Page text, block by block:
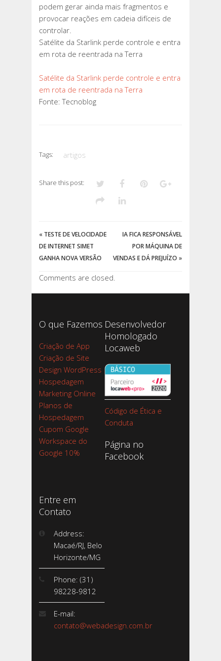
podem gerar ainda mais fragmentos e
provocar reações em cadeia difíceis de
controlar.
Satélite da Starlink perde controle e entra
em rota de reentrada na Terra
Satélite da Starlink perde controle e entra
em rota de reentrada na Terra
Fonte: Tecnoblog
Tags: artigos
Share this post:
« TESTE DE VELOCIDADE
DE INTERNET SIMET
GANHA NOVA VERSÃO
IA FICA RESPONSÁVEL
POR MÁQUINA DE
VENDAS E DÁ PREJUÍZO »
Comments are closed.
O que Fazemos
Criação de App
Criação de Site
Design WordPress
Hospedagem
Marketing Online
Planos de
Hospedagem
Cupom Google
Workspace do
Google 10%
Desenvolvedor
Homologado
Locaweb
Código de Ética e
Conduta
Página no
Facebook
Entre em
Contato
Address:
Macaé/RJ, Belo
Horizonte/MG
Phone: (31)
98228-9812
E-mail:
contato@webadesign.com.br